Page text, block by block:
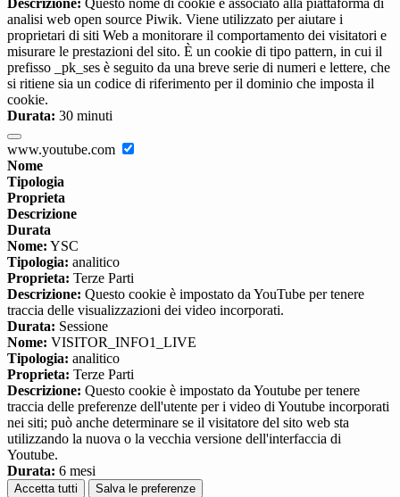
Descrizione: Questo nome di cookie è associato alla piattaforma di
analisi web open source Piwik. Viene utilizzato per aiutare i
proprietari di siti Web a monitorare il comportamento dei visitatori e
misurare le prestazioni del sito. È un cookie di tipo pattern, in cui il
prefisso _pk_ses è seguito da una breve serie di numeri e lettere, che
si ritiene sia un codice di riferimento per il dominio che imposta il
cookie.
Durata: 30 minuti
www.youtube.com
Nome
Tipologia
Proprieta
Descrizione
Durata
Nome: YSC
Tipologia: analitico
Proprieta: Terze Parti
Descrizione: Questo cookie è impostato da YouTube per tenere
traccia delle visualizzazioni dei video incorporati.
Durata: Sessione
Nome: VISITOR_INFO1_LIVE
Tipologia: analitico
Proprieta: Terze Parti
Descrizione: Questo cookie è impostato da Youtube per tenere
traccia delle preferenze dell'utente per i video di Youtube incorporati
nei siti; può anche determinare se il visitatore del sito web sta
utilizzando la nuova o la vecchia versione dell'interfaccia di
Youtube.
Durata: 6 mesi
Accetta tutti Salva le preferenze